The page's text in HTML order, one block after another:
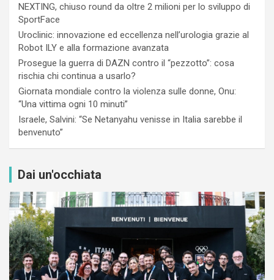
NEXTING, chiuso round da oltre 2 milioni per lo sviluppo di
SportFace
Uroclinic: innovazione ed eccellenza nell’urologia grazie al
Robot ILY e alla formazione avanzata
Prosegue la guerra di DAZN contro il “pezzotto”: cosa
rischia chi continua a usarlo?
Giornata mondiale contro la violenza sulle donne, Onu:
“Una vittima ogni 10 minuti”
Israele, Salvini: “Se Netanyahu venisse in Italia sarebbe il
benvenuto”
Dai un'occhiata